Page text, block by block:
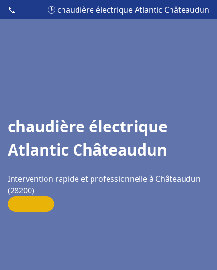
📞 🕒 chaudière électrique Atlantic Châteaudun
chaudière électrique
Atlantic Châteaudun
Intervention rapide et professionnelle à Châteaudun
(28200)